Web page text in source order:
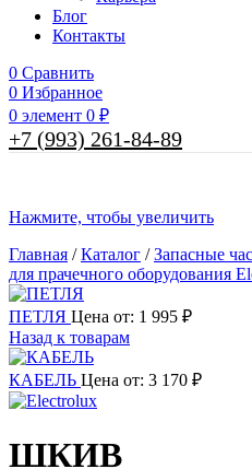
Блог
Контакты
0 Сравнить
0 Избранное
0 элемент 0 ₽
+7 (993) 261-84-89
Нажмите, чтобы увеличить
Главная /Каталог /Запасные
для прачечного оборудования
ПЕТЛЯ Цена от: 1 995 ₽
Назад к товарам
КАБЕЛЬ Цена от: 3 170 ₽
ШКИВ